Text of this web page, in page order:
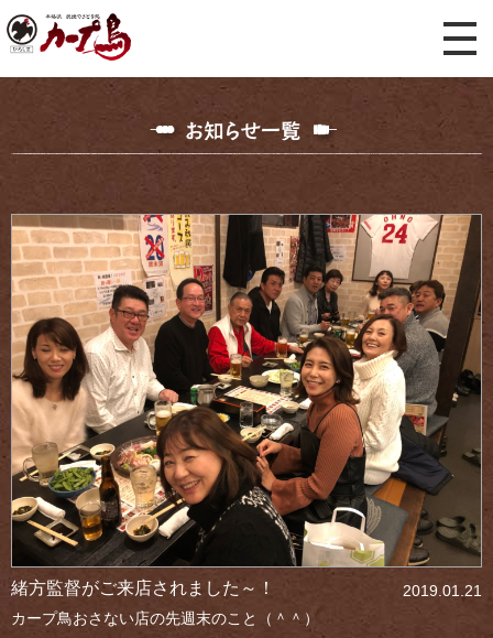
2019.01.21
緒方監督がご来店されました～！
カープ鳥おさない店の先週末のこと（＾＾）